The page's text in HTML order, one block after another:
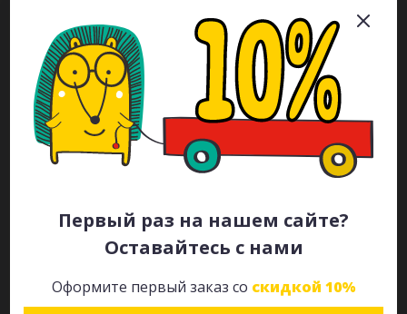
Первый раз на нашем сайте?
Оставайтесь с нами
Оформите первый заказ со скидкой 10%
Гарантия на товар
Раскраски
Рекламодателям
Каталог
Будьте всегда в курсе!